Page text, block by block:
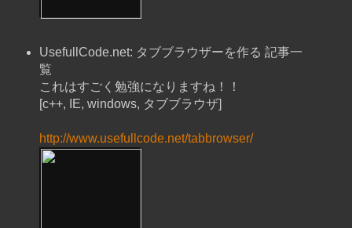
UsefullCode.net: タブブラウザーを作る 記事一
覧
これはすごく勉強になりますね！！
[c++, IE, windows, タブブラウザ]
http://www.usefullcode.net/tabbrowser/